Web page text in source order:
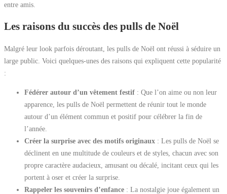
entre amis.
Les raisons du succès des pulls de Noël
Malgré leur look parfois déroutant, les pulls de Noël ont réussi à séduire un
large public. Voici quelques-unes des raisons qui expliquent cette popularité
:
Fédérer autour d’un vêtement festif : Que l’on aime ou non leur
apparence, les pulls de Noël permettent de réunir tout le monde
autour d’un élément commun et positif pour célébrer la fin de
l’année.
Créer la surprise avec des motifs originaux : Les pulls de Noël se
déclinent en une multitude de couleurs et de styles, chacun avec son
propre caractère audacieux, amusant ou décalé, incitant ceux qui les
portent à oser et créer la surprise.
Rappeler les souvenirs d’enfance : La nostalgie joue également un